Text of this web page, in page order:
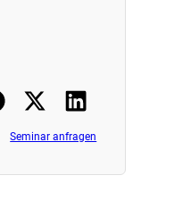
Seminar anfragen